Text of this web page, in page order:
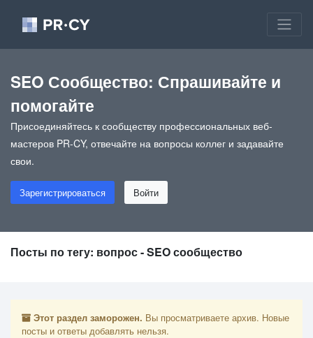
SEO Сообщество: Спрашивайте и
помогайте
Присоединяйтесь к сообществу профессиональных веб-
мастеров PR-CY, отвечайте на вопросы коллег и задавайте
свои.
Зарегистрироваться Войти
Посты по тегу: вопрос - SEO сообщество
Этот раздел заморожен. Вы просматриваете архив. Новые
посты и ответы добавлять нельзя.